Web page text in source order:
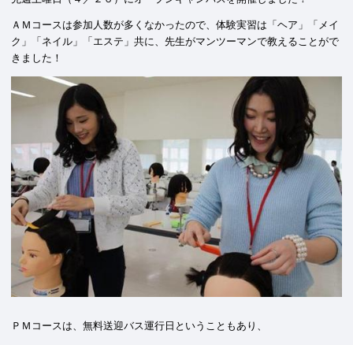
ＡＭコースは参加人数が多くなかったので、体験実習は「ヘア」「メイ
ク」「ネイル」「エステ」共に、先生がマンツーマンで教えることがで
きました！
ＰＭコースは、無料送迎バス運行日ということもあり、